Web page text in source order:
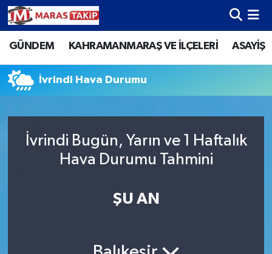
GÜNDEM KAHRAMANMARAŞ VE İLÇELERİ ASAYİŞ
İvrindi Hava Durumu
İvrindi Bugün, Yarın ve 1 Haftalık
Hava Durumu Tahmini
ŞU AN
Kahramanmaraş Nöbetçi Eczaneler
Kahramanmaraş Hava Durumu
Kahramanmaraş Trafik Yoğunluk Haritası